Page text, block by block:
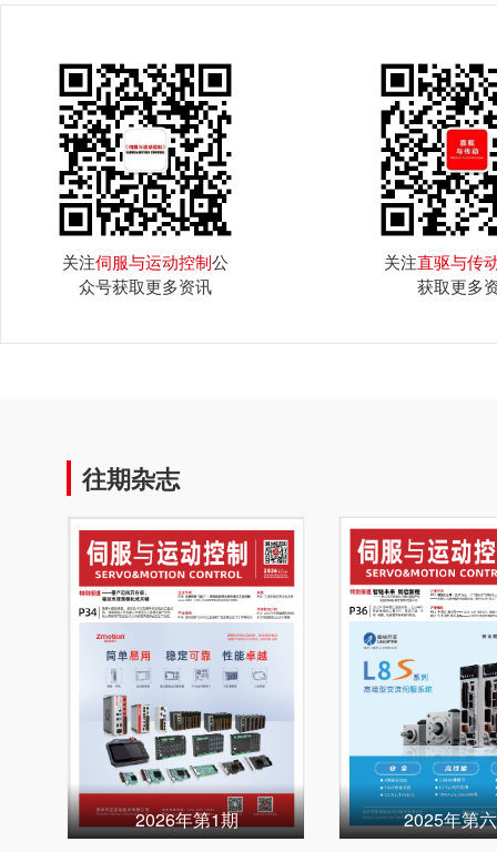
关注伺服与运动控制公
众号获取更多资讯
关注直驱与传
获取更多
往期杂志
2026年第1期 2025年第